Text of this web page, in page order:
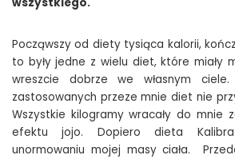
Począwszy od diety tysiąca kalorii,
to były jedne z wielu diet, które miały
wreszcie dobrze we własnym
zastosowanych przeze mnie diet nie
Wszystkie kilogramy wracały do mnie
efektu jojo. Dopiero dieta
unormowaniu mojej masy ciała.